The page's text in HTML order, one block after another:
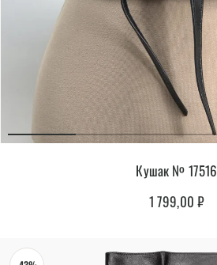
Кушак № 17516
1 799,00₽